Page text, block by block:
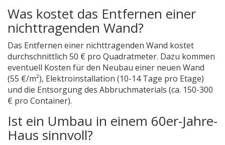
Was kostet das Entfernen einer
nichttragenden Wand?
Das Entfernen einer nichttragenden Wand kostet
durchschnittlich 50 € pro Quadratmeter. Dazu kommen
eventuell Kosten für den Neubau einer neuen Wand
(55 €/m²), Elektroinstallation (10-14 Tage pro Etage)
und die Entsorgung des Abbruchmaterials (ca. 150-300
€ pro Container).
Ist ein Umbau in einem 60er-Jahre-
Haus sinnvoll?